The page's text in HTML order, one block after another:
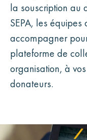
la souscription au
SEPA, les équipes
accompagner
plateforme de
organisation, à
donateurs.